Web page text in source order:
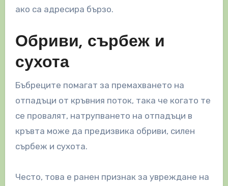
ако са адресира бързо.
Обриви, сърбеж и
сухота
Бъбреците помагат за премахването на
отпадъци от кръвния поток, така че когато те
се провалят, натрупването на отпадъци в
кръвта може да предизвика обриви, силен
сърбеж и сухота.
Често, това е ранен признак за увреждане на